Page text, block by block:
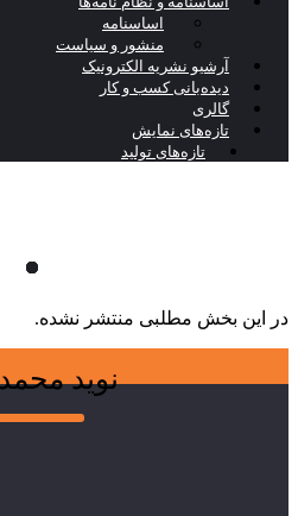
اساسنامه
منشور و سیاست
آرشیو نشریه الکترونیک
دیده‌بانی کسب و کار
گالری
تازه‌های نمایش
تازه‌های تولید
نوید محمدزاده
بخش مطلبی منتشر نشده.